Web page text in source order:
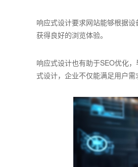
响应式设计要求网站能够根据
获得良好的浏览体验。
响应式设计也有助于SEO优化
式设计，企业不仅能满足用户需